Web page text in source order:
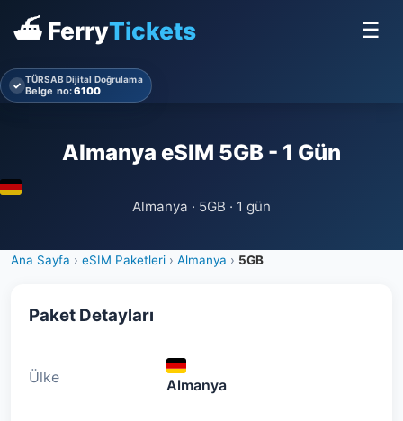
⛴ FerryTickets ☰
✓ TÜRSAB Dijital Doğrulama
Belge no:6100
Almanya eSIM 5GB - 1 Gün
Almanya · 5GB · 1 gün
Ana Sayfa › eSIM Paketleri › Almanya › 5GB
Paket Detayları
Ülke Almanya